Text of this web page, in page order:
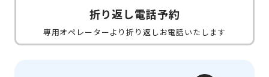
折り返し電話予約
専用オペレーターより折り返しお電話いたします